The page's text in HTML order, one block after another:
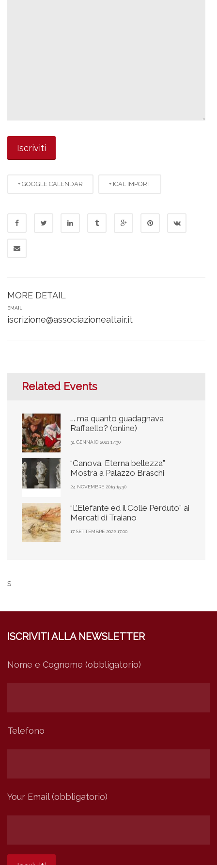
+ GOOGLE CALENDAR + ICAL IMPORT
MORE DETAIL
EMAIL
iscrizione@associazionealtair.it
Related Events
…. ma quanto guadagnava
Raffaello? (online)
31 GENNAIO 2021 17:30
“Canova. Eterna bellezza”
Mostra a Palazzo Braschi
24 NOVEMBRE 2019 15:30
“L’Elefante ed il Colle Perduto” ai
Mercati di Traiano
17 SETTEMBRE 2022 17:00
s
ISCRIVITI ALLA NEWSLETTER
Nome e Cognome (obbligatorio)
Telefono
Your Email (obbligatorio)